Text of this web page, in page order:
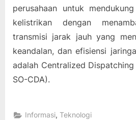
perusahaan untuk
kelistrikan dengan
transmisi jarak jauh yang
keandalan, dan efisiensi
adalah Centralized
SO-CDA).
Informasi,Teknologi